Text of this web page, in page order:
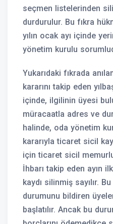
seçmen listelerinden
durdurulur. Bu fıkra
yılın ocak ayı içinde
yönetim kurulu
Yukarıdaki fıkrada
kararını takip eden
içinde, ilgilinin üyesi
müracaatla adres ve
halinde, oda yönetim
kararıyla ticaret sicil
için ticaret sicil
İhbarı takip eden ayın
kaydı silinmiş sayılır.
durumunu bildiren
başlatılır. Ancak bu